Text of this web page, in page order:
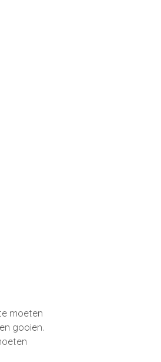
moeten
gooien.